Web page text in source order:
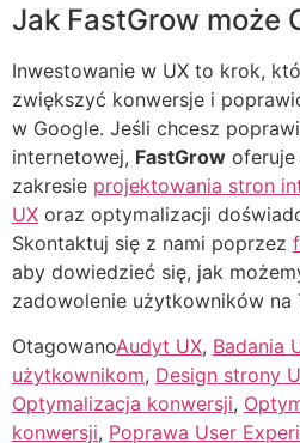
Jak FastGrow może
Inwestowanie w UX to krok,
zwiększyć konwersje i
w Google. Jeśli chcesz
internetowej, FastGrow oferuje
zakresie projektowania stron
UX oraz optymalizacji
Skontaktuj się z nami poprzez
aby dowiedzieć się, jak
zadowolenie użytkowników na
OtagowanoAudyt UX, Badania
użytkownikom, Design strony
Optymalizacja konwersji,
konwersji, Poprawa User